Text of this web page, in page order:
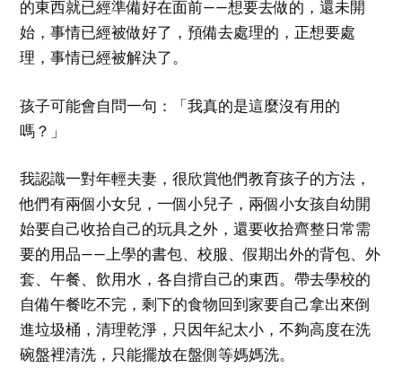
的東西就已經準備好在面前——想要去做的，還未開
始，事情已經被做好了，預備去處理的，正想要處
理，事情已經被解決了。
孩子可能會自問一句：「我真的是這麼沒有用的
嗎？」
我認識一對年輕夫妻，很欣賞他們教育孩子的方法，
他們有兩個小女兒，一個小兒子，兩個小女孩自幼開
始要自己收拾自己的玩具之外，還要收拾齊整日常需
要的用品——上學的書包、校服、假期出外的背包、外
套、午餐、飲用水，各自揹自己的東西。帶去學校的
自備午餐吃不完，剩下的食物回到家要自己拿出來倒
進垃圾桶，清理乾淨，只因年紀太小，不夠高度在洗
碗盤裡清洗，只能擺放在盤側等媽媽洗。